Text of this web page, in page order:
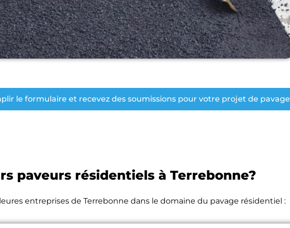
le formulaire et recevez des soumissions pour votre projet de pavage
paveurs résidentiels à Terrebonne?
entreprises de Terrebonne dans le domaine du pavage résidentiel :